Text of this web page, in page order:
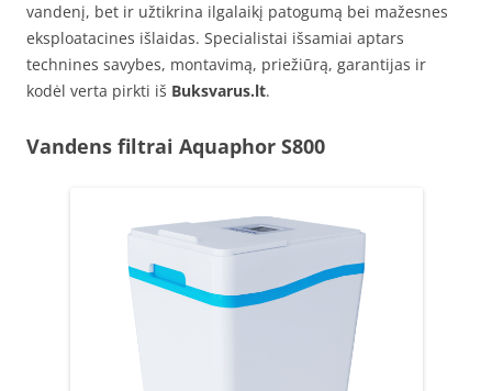
vandenį, bet ir užtikrina ilgalaikį patogumą bei mažesnes
eksploatacines išlaidas. Specialistai išsamiai aptars
technines savybes, montavimą, priežiūrą, garantijas ir
kodėl verta pirkti iš Buksvarus.lt.
Vandens filtrai Aquaphor S800